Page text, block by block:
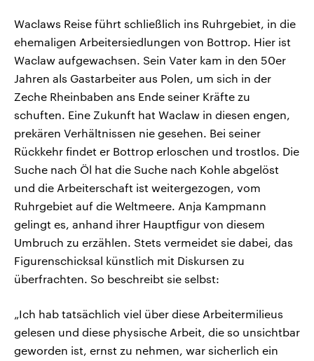
Waclaws Reise führt schließlich ins Ruhrgebiet, in die
ehemaligen Arbeitersiedlungen von Bottrop. Hier ist
Waclaw aufgewachsen. Sein Vater kam in den 50er
Jahren als Gastarbeiter aus Polen, um sich in der
Zeche Rheinbaben ans Ende seiner Kräfte zu
schuften. Eine Zukunft hat Waclaw in diesen engen,
prekären Verhältnissen nie gesehen. Bei seiner
Rückkehr findet er Bottrop erloschen und trostlos. Die
Suche nach Öl hat die Suche nach Kohle abgelöst
und die Arbeiterschaft ist weitergezogen, vom
Ruhrgebiet auf die Weltmeere. Anja Kampmann
gelingt es, anhand ihrer Hauptfigur von diesem
Umbruch zu erzählen. Stets vermeidet sie dabei, das
Figurenschicksal künstlich mit Diskursen zu
überfrachten. So beschreibt sie selbst:
„Ich hab tatsächlich viel über diese Arbeitermilieus
gelesen und diese physische Arbeit, die so unsichtbar
geworden ist, ernst zu nehmen, war sicherlich ein